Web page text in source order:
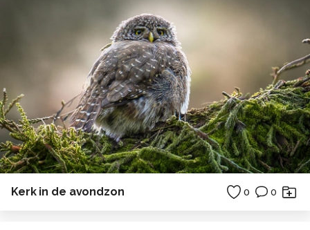
Kerk in de avondzon 0 0